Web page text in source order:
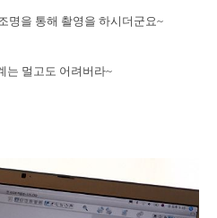
명을 통해 촬영을 하시더군요~
는 멀고도 어려버라~